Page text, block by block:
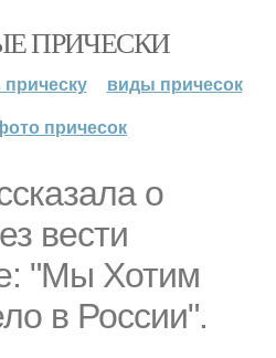
ПРИЧЕСКИ
прическу
виды причесок
причесок
о
вести
"Мы Хотим
в России".